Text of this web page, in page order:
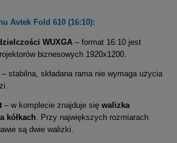
Avtek Fold 610 (16:10):
WUXGA – format 16:10 jest
biznesowych 1920x1200.
– stabilna, składana rama nie wymaga użycia
– w komplecie znajduje się walizka
kółkach. Przy największych rozmiarach
są dwie walizki.